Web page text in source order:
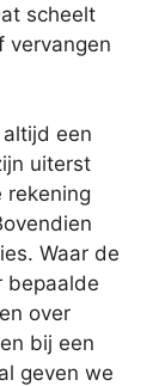
scheelt
vervangen
een
uiterst
rekening
Waar de
bepaalde
over
bij een
geven we